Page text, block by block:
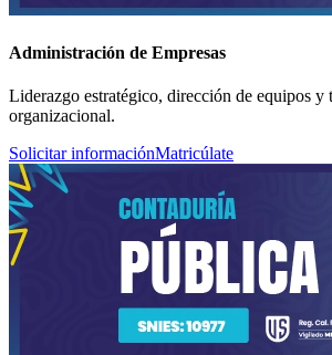
Administración de Empresas
Liderazgo estratégico, dirección de equipos y
organizacional.
Solicitar informaciónMatricúlate